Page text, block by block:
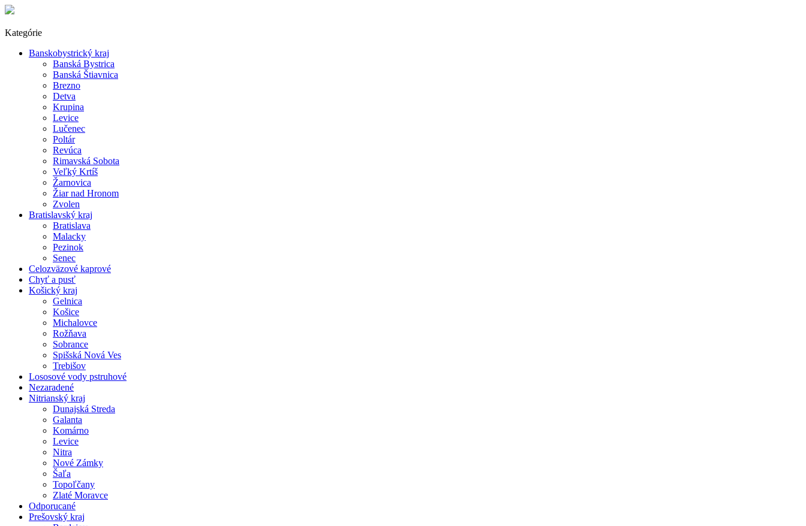
Kategórie
Banskobystrický kraj
Banská Bystrica
Banská Štiavnica
Brezno
Detva
Krupina
Levice
Lučenec
Poltár
Revúca
Rimavská Sobota
Veľký Krtíš
Žarnovica
Žiar nad Hronom
Zvolen
Bratislavský kraj
Bratislava
Malacky
Pezinok
Senec
Celozväzové kaprové
Chyť a pusť
Košický kraj
Gelnica
Košice
Michalovce
Rožňava
Sobrance
Spišská Nová Ves
Trebišov
Lososové vody pstruhové
Nezaradené
Nitrianský kraj
Dunajská Streda
Galanta
Komárno
Levice
Nitra
Nové Zámky
Šaľa
Topoľčany
Zlaté Moravce
Odporucané
Prešovský kraj